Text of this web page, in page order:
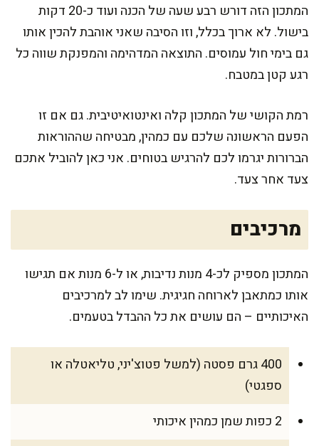
המתכון הזה דורש רבע שעה של הכנה ועוד כ-20 דקות
בישול. לא ארוך בכלל, וזו הסיבה שאני אוהבת להכין אותו
גם בימי חול עמוסים. התוצאה המדהימה והמפנקת שווה כל
רגע קטן במטבח.
רמת הקושי של המתכון קלה ואינטואיטיבית. גם אם זו
הפעם הראשונה שלכם עם כמהין, מבטיחה שההוראות
הברורות יגרמו לכם להרגיש בטוחים. אני כאן להוביל אתכם
צעד אחר צעד.
מרכיבים
המתכון מספיק לכ-4 מנות נדיבות, או ל-6 מנות אם תגישו
אותו כמתאבן לארוחה חגיגית. שימו לב למרכיבים
האיכותיים – הם עושים את כל ההבדל בטעמים.
400 גרם פסטה (למשל פטוצ'יני, טליאטלה או
ספגטי)
2 כפות שמן כמהין איכותי